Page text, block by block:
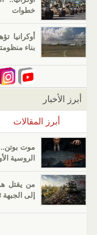
خطوات
أوكرانيا
بناء
أبرز الأخبار
أبرز المقالات
موت بوتن..
الروسية
من يقتل
إلى